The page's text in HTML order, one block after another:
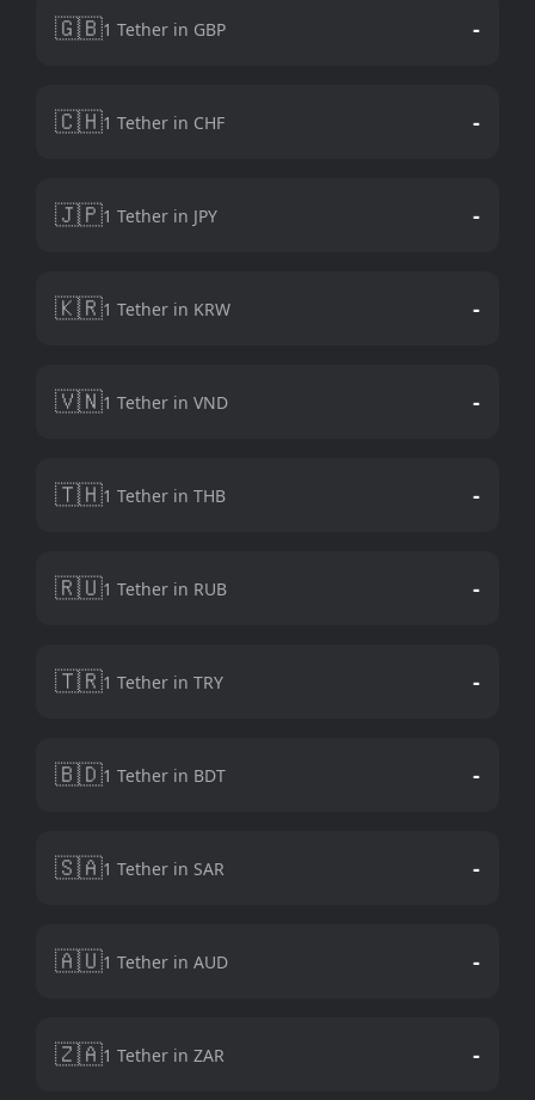
🇬🇧1 Tether in GBP -
🇨🇭1 Tether in CHF -
🇯🇵1 Tether in JPY -
🇰🇷1 Tether in KRW -
🇻🇳1 Tether in VND -
🇹🇭1 Tether in THB -
🇷🇺1 Tether in RUB -
🇹🇷1 Tether in TRY -
🇧🇩1 Tether in BDT -
🇸🇦1 Tether in SAR -
🇦🇺1 Tether in AUD -
🇿🇦1 Tether in ZAR -